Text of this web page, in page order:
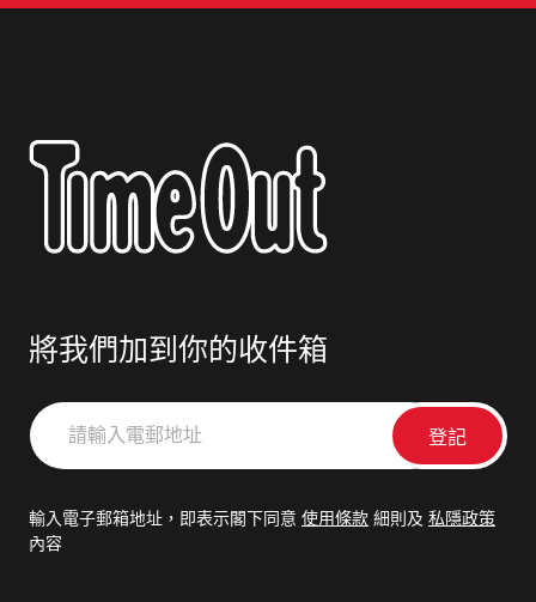
將我們加到你的收件箱
請
輸
郵
輸入電子郵箱地址，即表示閣下同意 使用條款 細則及 私隱政策
內容